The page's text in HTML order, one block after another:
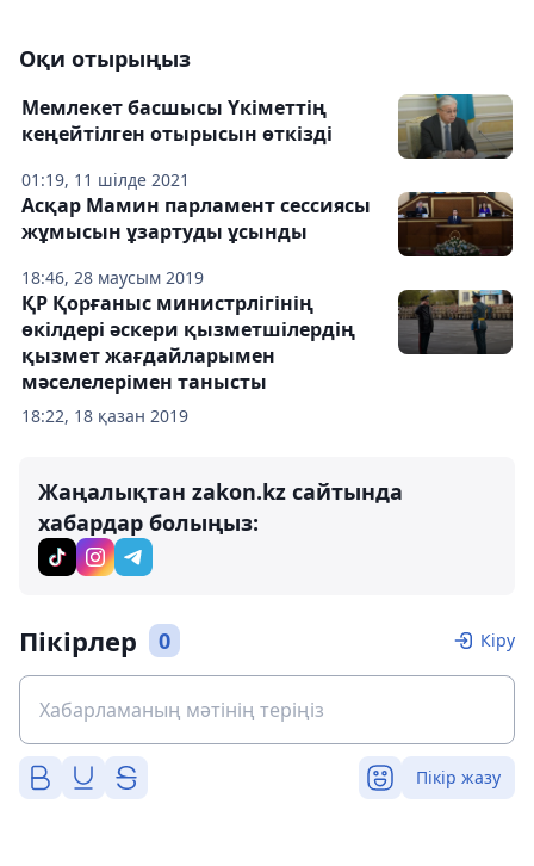
Оқи отырыңыз
01:19, 11 шілде 2021
Мемлекет басшысы Үкіметтің
кеңейтілген отырысын өткізді
18:46, 28 маусым 2019
Асқар Мамин парламент сессиясы
жұмысын ұзартуды ұсынды
18:22, 18 қазан 2019
ҚР Қорғаныс министрлігінің
өкілдері әскери қызметшілердің
қызмет жағдайларымен
мәселелерімен танысты
Жаңалықтан zakon.kz сайтында
хабардар болыңыз:
Пікірлер 0 Кіру
Пікір жазу